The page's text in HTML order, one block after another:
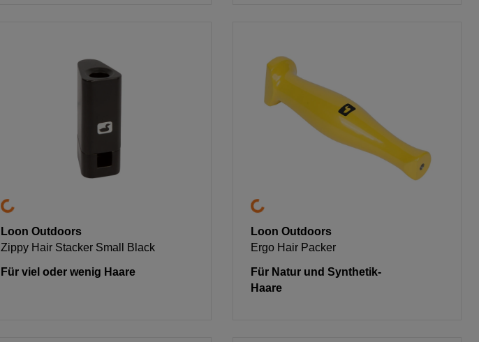
Loon Outdoors
Zippy Hair Stacker Small Black
Für viel oder wenig Haare
Loon Outdoors
Ergo Hair Packer
Für Natur und Synthetik-
Haare